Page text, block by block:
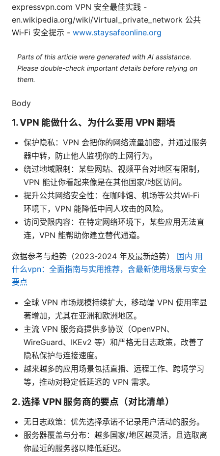
expressvpn.com VPN 安全最佳实践 -
en.wikipedia.org/wiki/Virtual_private_network 公共
Wi‑Fi 安全提示 - www.staysafeonline.org
Parts of this article were generated with AI assistance.
Please double-check important details before relying on
them.
Body
1. VPN 能做什么、为什么要用 VPN 翻墙
保护隐私：VPN 会把你的网络流量加密，并通过服务
器中转，防止他人监视你的上网行为。
绕过地域限制：某些网站、视频平台对地区有限制，
VPN 能让你看起来像是在其他国家/地区访问。
提升公共网络安全性：在咖啡馆、机场等公共Wi‑Fi
环境下，VPN 能降低中间人攻击的风险。
访问受限内容：在特定网络环境下，某些应用无法直
连，VPN 能帮助你建立替代通道。
数据参考与趋势（2023-2024 年及最新趋势） 国内 用
什么vpn：全面指南与实用推荐，含最新使用场景与安全
要点
全球 VPN 市场规模持续扩大，移动端 VPN 使用率显
著增加，尤其在亚洲和欧洲地区。
主流 VPN 服务商提供多协议（OpenVPN、
WireGuard、IKEv2 等）和严格无日志政策，改善了
隐私保护与连接速度。
越来越多的应用场景包括直播、远程工作、跨境学习
等，推动对稳定低延迟的 VPN 需求。
2. 选择 VPN 服务商的要点（对比清单）
无日志政策：优先选择承诺不记录用户活动的服务。
服务器覆盖与分布：越多国家/地区越灵活，且选取离
你最近的服务器以降低延迟。